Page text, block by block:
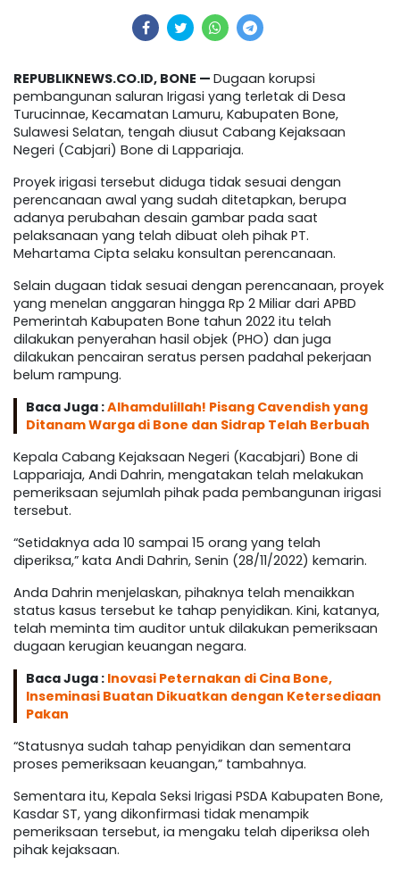
REPUBLIKNEWS.CO.ID, BONE — Dugaan korupsi
pembangunan saluran Irigasi yang terletak di Desa
Turucinnae, Kecamatan Lamuru, Kabupaten Bone,
Sulawesi Selatan, tengah diusut Cabang Kejaksaan
Negeri (Cabjari) Bone di Lappariaja.
Proyek irigasi tersebut diduga tidak sesuai dengan
perencanaan awal yang sudah ditetapkan, berupa
adanya perubahan desain gambar pada saat
pelaksanaan yang telah dibuat oleh pihak PT.
Mehartama Cipta selaku konsultan perencanaan.
Selain dugaan tidak sesuai dengan perencanaan, proyek
yang menelan anggaran hingga Rp 2 Miliar dari APBD
Pemerintah Kabupaten Bone tahun 2022 itu telah
dilakukan penyerahan hasil objek (PHO) dan juga
dilakukan pencairan seratus persen padahal pekerjaan
belum rampung.
Baca Juga :Alhamdulillah! Pisang Cavendish yang
Ditanam Warga di Bone dan Sidrap Telah Berbuah
Kepala Cabang Kejaksaan Negeri (Kacabjari) Bone di
Lappariaja, Andi Dahrin, mengatakan telah melakukan
pemeriksaan sejumlah pihak pada pembangunan irigasi
tersebut.
“Setidaknya ada 10 sampai 15 orang yang telah
diperiksa,” kata Andi Dahrin, Senin (28/11/2022) kemarin.
Anda Dahrin menjelaskan, pihaknya telah menaikkan
status kasus tersebut ke tahap penyidikan. Kini, katanya,
telah meminta tim auditor untuk dilakukan pemeriksaan
dugaan kerugian keuangan negara.
Baca Juga : Inovasi Peternakan di Cina Bone,
Inseminasi Buatan Dikuatkan dengan Ketersediaan
Pakan
“Statusnya sudah tahap penyidikan dan sementara
proses pemeriksaan keuangan,” tambahnya.
Sementara itu, Kepala Seksi Irigasi PSDA Kabupaten Bone,
Kasdar ST, yang dikonfirmasi tidak menampik
pemeriksaan tersebut, ia mengaku telah diperiksa oleh
pihak kejaksaan.